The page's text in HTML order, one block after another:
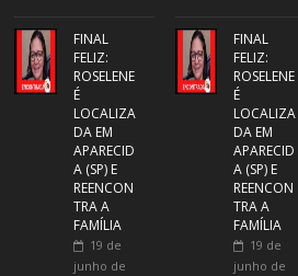
FINAL
FELIZ:
ROSELENE
É
LOCALIZA
DA EM
APARECID
A (SP) E
REENCON
TRA A
FAMÍLIA
19 de
junho de
FINAL
FELIZ:
ROSELENE
É
LOCALIZA
DA EM
APARECID
A (SP) E
REENCON
TRA A
FAMÍLIA
19 de
junho de